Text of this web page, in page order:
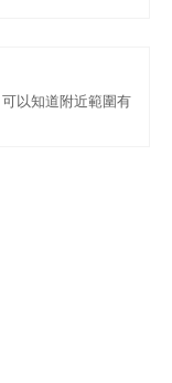
以知道附近範圍有